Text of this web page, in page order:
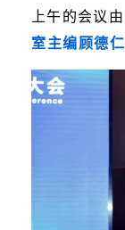
上午的会议由
室主编顾德仁